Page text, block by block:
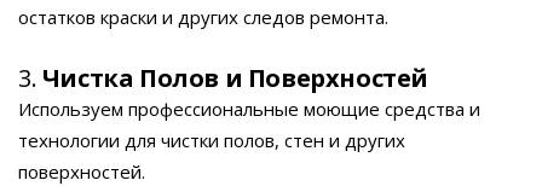
остатков краски и других следов ремонта.
3. Чистка Полов и Поверхностей
Используем профессиональные моющие средства и
технологии для чистки полов, стен и других
поверхностей.